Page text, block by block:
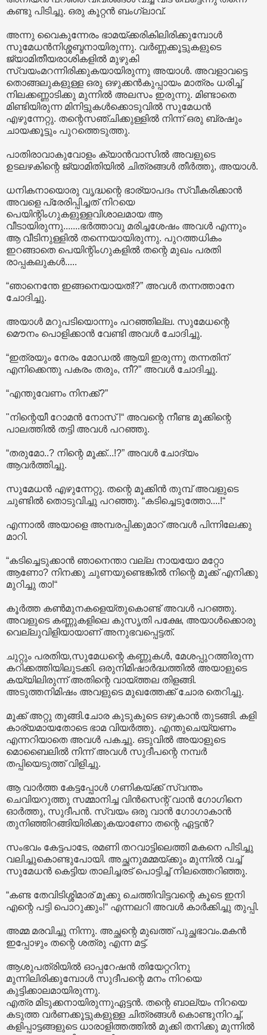
കണ്ടു പിടിച്ചു. ഒരു കൂറ്റൻ ബംഗ്ലാവ്.
അന്നു വൈകുന്നേരം ഭാമയ്ക്കരികിലിരിക്കുമ്പോൾ
സുമേധൻനിശ്ശബ്ദനായിരുന്നു. വർണ്ണക്കൂട്ടുകളുടെ
ജ്യാമിതീയരാശികളിൽ മുഴുകി
സ്വയംമറന്നിരിക്കുകയായിരുന്നു അയാൾ. അവളാവട്ടെ
തൊങ്ങലുകളുള്ള ഒരു ഒഴുക്കൻകുപ്പായം മാത്രം ധരിച്ച്
നിലക്കണ്ണാടിക്കു മുന്നിൽ അലസം ഇരുന്നു. മിണ്ടാതെ
മിണ്ടിയിരുന്ന മിനിട്ടുകൾക്കൊടുവിൽ സുമേധൻ
എഴുന്നേറ്റു. തന്റെസഞ്ചിക്കുള്ളിൽ നിന്ന് ഒരു ബ്രഷും
ചായക്കൂട്ടും പുറത്തെടുത്തു.
പാതിരാവാകുവോളം ക്യാൻവാസിൽ അവളുടെ
ഉടലഴകിന്റെ ജ്യാമിതിയിൽ ചിത്രങ്ങൾ തീർത്തു, അയാൾ.
ധനികനായൊരു വൃദ്ധന്റെ ഭാര്യാപദം സ്വീകരിക്കാൻ
അവളെ പ്രേരിപ്പിച്ചത് നിറയെ
പെയിന്റിംഗുകളുള്ളവിശാലമായ ആ
വീടായിരുന്നു.......ഭർത്താവു മരിച്ചശേഷം അവൾ എന്നും
ആ വീടിനുള്ളിൽ തന്നെയായിരുന്നു. പുറത്തധികം
ഇറങ്ങാതെ പെയിന്റിംഗുകളിൽ തന്റെ മുഖം പരതി
രാപ്പകലുകൾ.....
“ഞാനെന്തേ ഇങ്ങനെയായത്!?” അവൾ തന്നത്താനേ
ചോദിച്ചു.
അയാൾ മറുപടിയൊന്നും പറഞ്ഞില്ല. സുമേധന്റെ
മൌനം പൊളിക്കാൻ വേണ്ടി അവൾ ചോദിച്ചു.
“ഇത്രയും നേരം മോഡൽ ആയി ഇരുന്നു തന്നതിന്
എനിക്കെന്തു പകരം തരും, നീ?” അവൾ ചോദിച്ചു.
“എന്തുവേണം നിനക്ക്?”
"നിന്റെയീ റോമൻ നോസ് !“ അവന്റെ നീണ്ട മൂക്കിന്റെ
പാലത്തിൽ തട്ടി അവൾ പറഞ്ഞു.
“തരുമോ..? നിന്റെ മൂക്ക്...!?” അവൾ ചോദ്യം
ആവർത്തിച്ചു.
സുമേധൻ എഴുന്നേറ്റു. തന്റെ മൂക്കിൻ തുമ്പ് അവളുടെ
ചുണ്ടിൽ തൊടുവിച്ചു പറഞ്ഞു. “കടിച്ചെടുത്തോ....!“
എന്നാൽ അയാളെ അമ്പരപ്പിക്കുമാറ് അവൾ പിന്നിലേക്കു
മാറി.
“കടിച്ചെടുക്കാൻ ഞാനെന്താ വല്ല നായയോ മറ്റോ
ആണോ? നിനക്കു ചുണയുണ്ടെങ്കിൽ നിന്റെ മൂക്ക് എനിക്കു
മുറിച്ചു താ!“
കൂർത്ത കൺമുനകളെയ്തുകൊണ്ട് അവൾ പറഞ്ഞു.
അവളുടെ കണ്ണുകളിലെ കുസൃതി പക്ഷേ, അയാൾക്കൊരു
വെല്ലുവിളിയായാണ് അനുഭവപ്പെട്ടത്.
ചുറ്റും പരതിയ,സുമേധന്റെ കണ്ണുകൾ, മേശപ്പുറത്തിരുന്ന
കറിക്കത്തിയിലുടക്കി. ഒരുനിമിഷാർദ്ധത്തിൽ അയാളുടെ
കയ്യിലിരുന്ന് അതിന്റെ വായ്ത്തല തിളങ്ങി.
അടുത്തനിമിഷം അവളുടെ മുഖത്തേക്ക് ചോര തെറിച്ചു.
മൂക്ക് അറ്റു തൂങ്ങി.ചോര കുടുകുടെ ഒഴുകാൻ തുടങ്ങി. കളി
കാര്യമായതോടെ ഭാമ വിയർത്തു. എന്തുചെയ്യണം
എന്നറിയാതെ അവൾ പകച്ചു. ഒടുവിൽ അയാളുടെ
മൊബൈലിൽ നിന്ന് അവൾ സുദീപന്റെ നമ്പർ
തപ്പിയെടുത്ത് വിളിച്ചു.
ആ വാർത്ത കേട്ടപ്പോൾ ഗണികയ്ക്ക് സ്വന്തം
ചെവിയറുത്തു സമ്മാനിച്ച വിൻസെന്റ് വാൻ ഗോഗിനെ
ഓർത്തു, സുദീപൻ. സ്വയം ഒരു വാൻ ഗോഗാകാൻ
തുനിഞ്ഞിറങ്ങിയിരിക്കുകയാണോ തന്റെ ഏട്ടൻ?
സംഭവം കേട്ടപാടേ, രമണി തറവാട്ടിലെത്തി മകനെ പിടിച്ചു
വലിച്ചുകൊണ്ടുപോയി. അച്ഛനുമമ്മയ്ക്കും മുന്നിൽ വച്ച്
സുമേധൻ കെട്ടിയ താലിച്ചരട് പൊട്ടിച്ച് നിലത്തെറിഞ്ഞു.
“കണ്ട തേവിടിശ്ശിമാര് മൂക്കു ചെത്തിവിട്ടവന്റെ കൂടെ ഇനി
എന്റെ പട്ടി പൊറുക്കും!“ എന്നലറി അവൾ കാർക്കിച്ചു തുപ്പി.
അമ്മ മരവിച്ചു നിന്നു. അച്ഛന്റെ മുഖത്ത് പുച്ഛഭാവം.മകൻ
ഇപ്പോഴും തന്റെ ശത്രു എന്ന മട്ട്.
ആശുപത്രിയിൽ ഓപ്പറേഷൻ തിയേറ്ററിനു
മുന്നിലിരിക്കുമ്പോൾ സുദീപന്റെ മനം നിറയെ
കുട്ടിക്കാലമായിരുന്നു.
എത്ര മിടുക്കനായിരുന്നുഏട്ടൻ. തന്റെ ബാല്യം നിറയെ
കടുത്ത വർണക്കൂട്ടുകളുള്ള ചിത്രങ്ങൾ കൊണ്ടുനിറച്ച്,
കളിപ്പാട്ടങ്ങളുടെ ധാരാളിത്തത്തിൽ മുക്കി തനിക്കു മുന്നിൽ